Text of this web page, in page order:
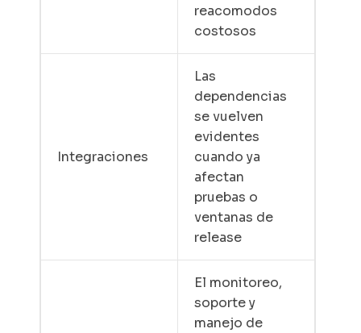
reacomodos
costosos
Integraciones
Las
dependencias
se vuelven
evidentes
cuando ya
afectan
pruebas o
ventanas de
release
El monitoreo,
soporte y
manejo de